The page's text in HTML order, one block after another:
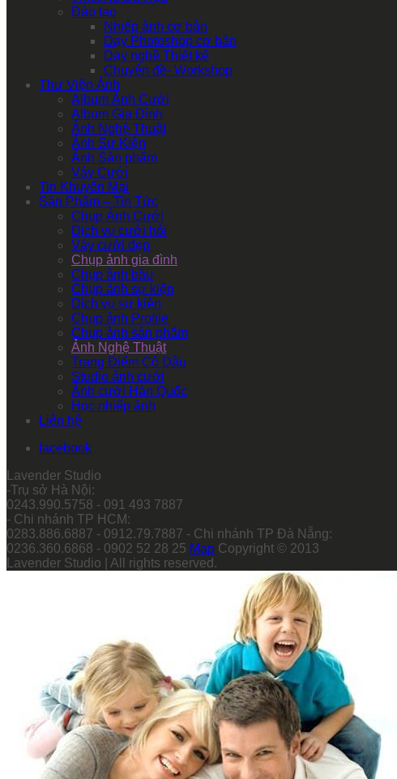
Đào tạo
Nhiếp ảnh cơ bản
Dạy Photoshop cơ bản
Dạy nghề Thiết kế
Chuyên đề- Workshop
Thư Viện Ảnh
Album Ảnh Cưới
Album Gia Đình
Ảnh Nghệ Thuật
Ảnh Sự Kiện
Ảnh Sản phẩm
Váy Cưới
Tin Khuyến Mại
Sản Phẩm – Tin Tức
Chụp Ảnh Cưới
Dịch vụ cưới hỏi
Váy cưới đẹp
Chụp ảnh gia đình
Chụp ảnh bầu
Chụp ảnh sự kiện
Dịch vụ sự kiện
Chụp ảnh Profile
Chụp ảnh sản phẩm
Ảnh Nghệ Thuật
Trang Điểm Cô Dâu
Studio ảnh cưới
Ảnh cưới Hàn Quốc
Học nhiếp ảnh
Liên hệ
facebook
Lavender Studio
-Trụ sở Hà Nội:
0243.990.5758 - 091 493 7887
- Chi nhánh TP HCM:
0283.886.6887 - 0912.79.7887 - Chi nhánh TP Đà Nẵng:
0236.360.6868 - 0902 52 28 25 Map Copyright © 2013
Lavender Studio | All rights reserved.